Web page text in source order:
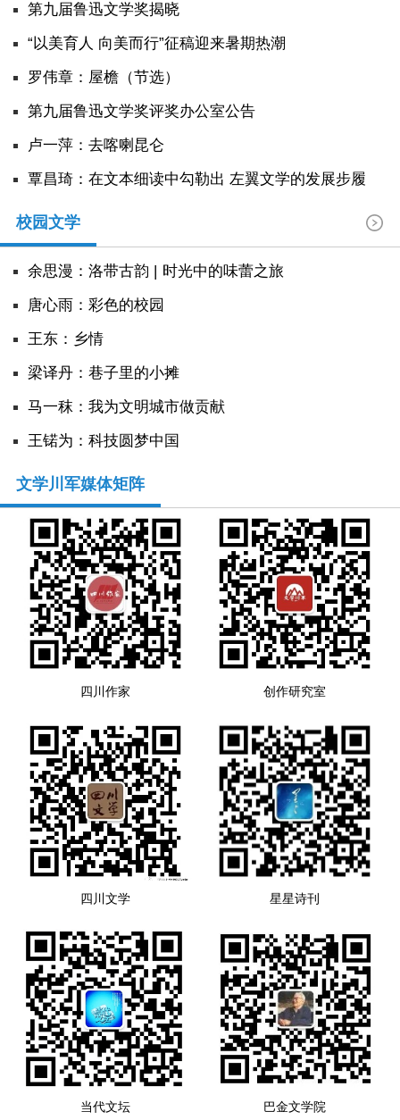
第九届鲁迅文学奖揭晓
“以美育人 向美而行”征稿迎来暑期热潮
罗伟章：屋檐（节选）
第九届鲁迅文学奖评奖办公室公告
卢一萍：去喀喇昆仑
覃昌琦：在文本细读中勾勒出 左翼文学的发展步履
校园文学
余思漫：洛带古韵 | 时光中的味蕾之旅
唐心雨：彩色的校园
王东：乡情
​梁译丹：巷子里的小摊
马一秣：我为文明城市做贡献
王锘为：科技圆梦中国
文学川军媒体矩阵
四川作家 创作研究室
四川文学 星星诗刊
当代文坛 巴金文学院